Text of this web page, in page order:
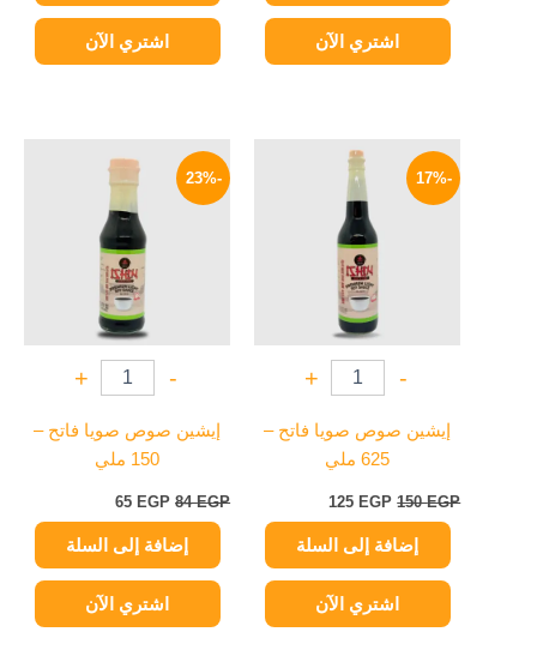
اشتري الآن اشتري الآن
-17%
-
+
إيشين صوص صويا فاتح –
625 ملي
150EGP
السعر
الأصلي
150 EGP.
125 EGP
إضافة إلى السلة
اشتري الآن
-23%
-
+
إيشين صوص صويا فاتح –
150 ملي
84EGP
الأصلي
65 EGP
الحالي
هو:
65 EGP.
إضافة إلى السلة
اشتري الآن